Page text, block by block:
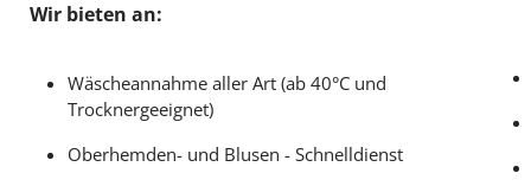
Wir bieten an:
Wäscheannahme aller Art (ab 40°C und
Trocknergeeignet)
Oberhemden- und Blusen - Schnelldienst